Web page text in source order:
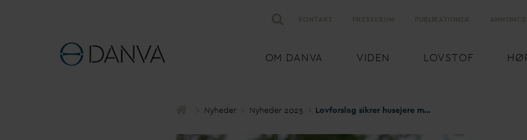
OM DANVA VIDEN LOVSTOF
Nyheder Nyheder 2025 Lovforslag sikrer husejere mod oversvømmelser fra grund